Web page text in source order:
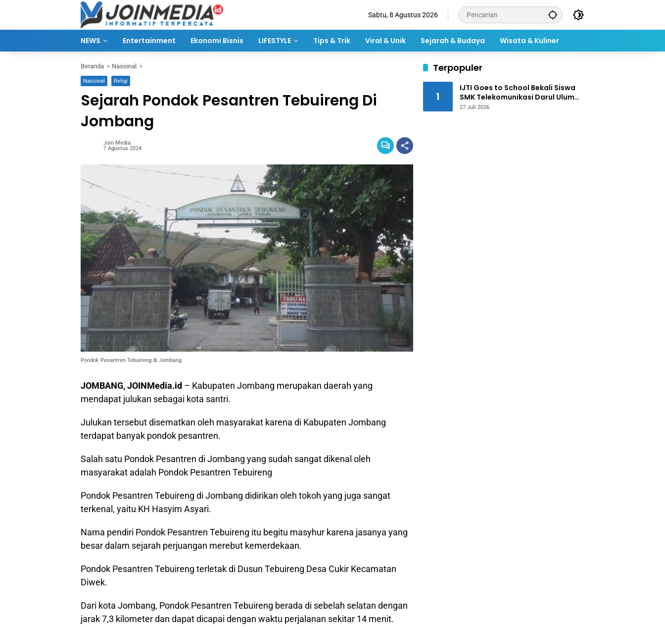
Sabtu, 8 Agustus 2026
NEWS Entertainment Ekonomi Bisnis LIFESTYLE Tips & Trik Viral & Unik Sejarah & Budaya Wisata & Kuliner
Beranda Nasional
Nasional Religi
Sejarah Pondok Pesantren Tebuireng Di
Jombang
Join Media
7 Agustus 2024
Pondok Pesantren Tebuireng di Jombang
JOMBANG, JOINMedia.id – Kabupaten Jombang merupakan daerah yang
mendapat julukan sebagai kota santri.
Julukan tersebut disematkan oleh masyarakat karena di Kabupaten Jombang
terdapat banyak pondok pesantren.
Salah satu Pondok Pesantren di Jombang yang sudah sangat dikenal oleh
masyarakat adalah Pondok Pesantren Tebuireng
Pondok Pesantren Tebuireng di Jombang didirikan oleh tokoh yang juga sangat
terkenal, yaitu KH Hasyim Asyari.
Nama pendiri Pondok Pesantren Tebuireng itu begitu masyhur karena jasanya yang
besar dalam sejarah perjuangan merebut kemerdekaan.
Pondok Pesantren Tebuireng terletak di Dusun Tebuireng Desa Cukir Kecamatan
Diwek.
Dari kota Jombang, Pondok Pesantren Tebuireng berada di sebelah selatan dengan
jarak 7,3 kilometer dan dapat dicapai dengan waktu perjalanan sekitar 14 menit.
Terpopuler
1
IJTI Goes to School Bekali Siswa
SMK Telekomunikasi Darul Ulum
Jombang Kuasai Jurnalistik
27 Juli 2026